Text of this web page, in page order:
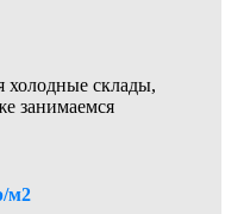
холодные склады,
занимаемся
м2